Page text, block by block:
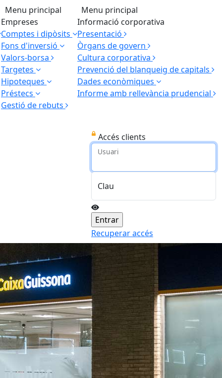
Menu principal
Empreses
Comptes i dipòsits
Fons d'inversió
Valors-borsa
Targetes
Hipoteques
Préstecs
Gestió de rebuts
Menu principal
Informació corporativa
Presentació
Òrgans de govern
Cultura corporativa
Prevenció del blanqueig de capitals
Dades econòmiques
Informe amb rellevància prudencial
Accés clients
Usuari
Clau
Recuperar accés